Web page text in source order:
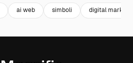
ai web simboli digital